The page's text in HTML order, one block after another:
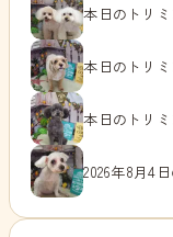
本日のトリミ
本日のトリミ
本日のトリ
2026年8月4